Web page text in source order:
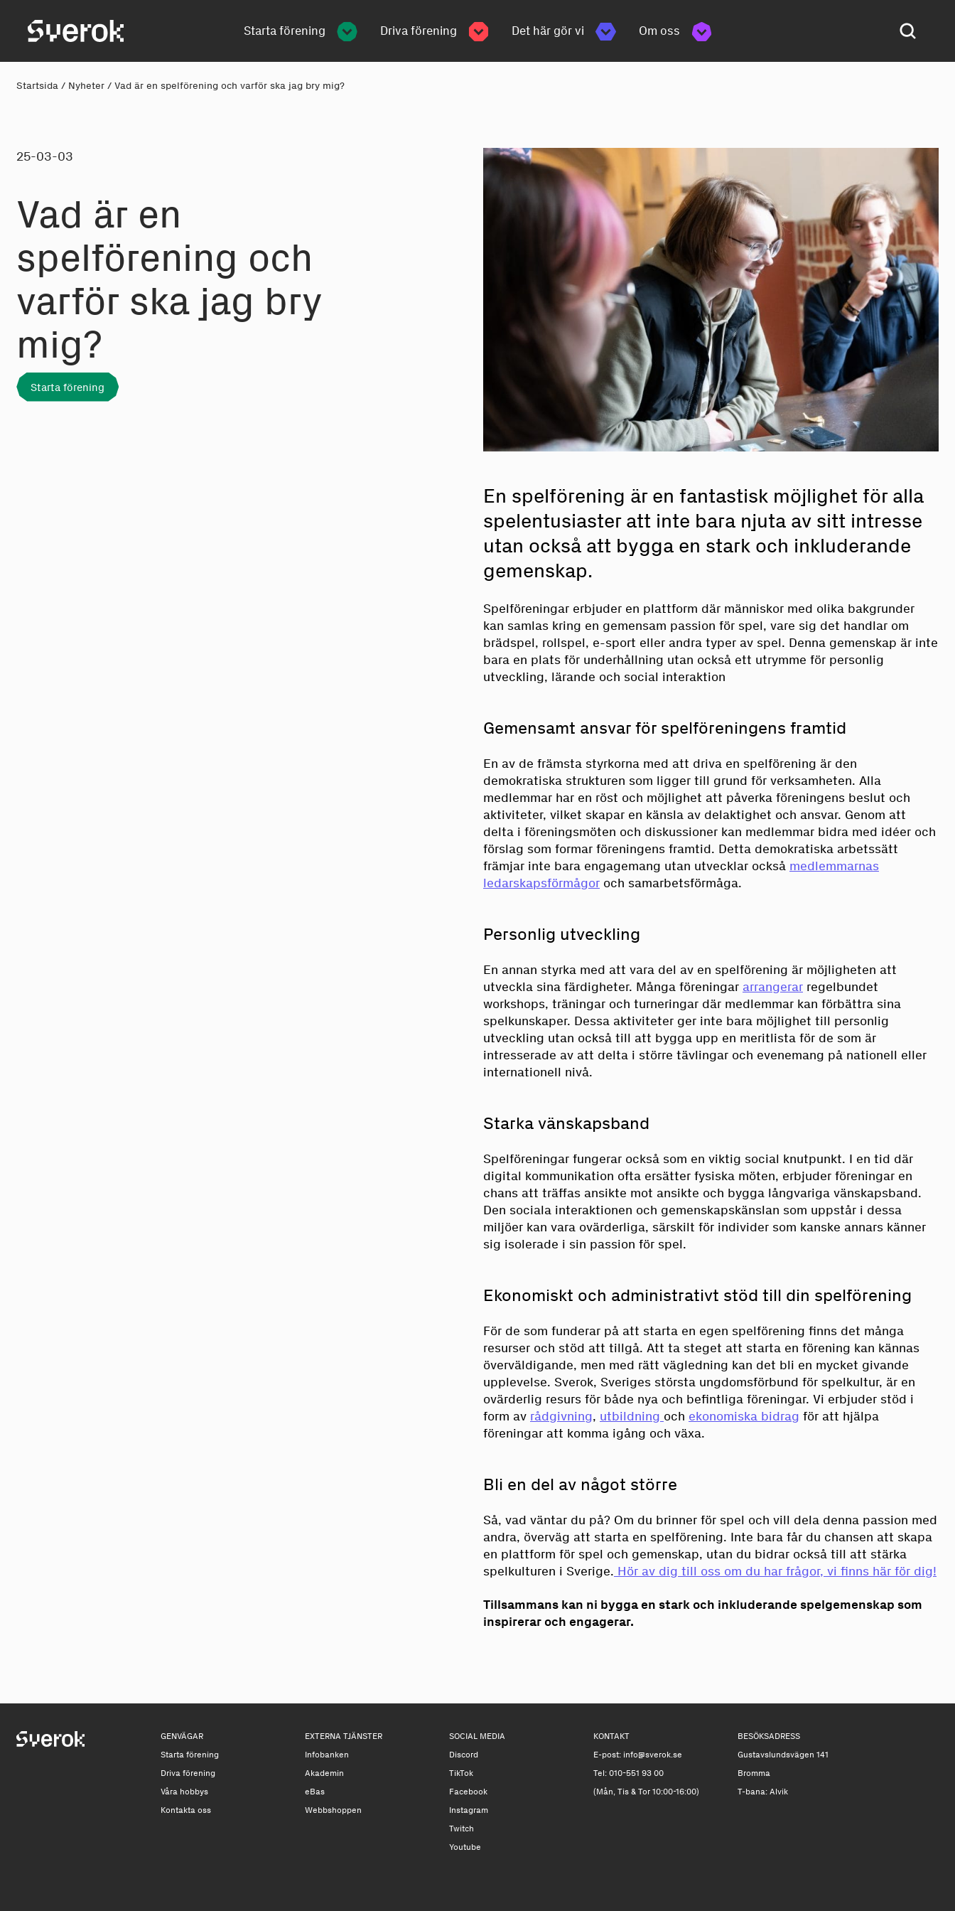
Sverok Starta förening Driva förening Det här gör vi Om oss
Startsida / Nyheter / Vad är en spelförening och varför ska jag bry mig?
25-03-03
Vad är en
spelförening och
varför ska jag bry
mig?
Starta förening
En spelförening är en fantastisk möjlighet för alla
spelentusiaster att inte bara njuta av sitt intresse
utan också att bygga en stark och inkluderande
gemenskap.
Spelföreningar erbjuder en plattform där människor med olika bakgrunder
kan samlas kring en gemensam passion för spel, vare sig det handlar om
brädspel, rollspel, e-sport eller andra typer av spel. Denna gemenskap är inte
bara en plats för underhållning utan också ett utrymme för personlig
utveckling, lärande och social interaktion
Gemensamt ansvar för spelföreningens framtid
En av de främsta styrkorna med att driva en spelförening är den
demokratiska strukturen som ligger till grund för verksamheten. Alla
medlemmar har en röst och möjlighet att påverka föreningens beslut och
aktiviteter, vilket skapar en känsla av delaktighet och ansvar. Genom att
delta i föreningsmöten och diskussioner kan medlemmar bidra med idéer och
förslag som formar föreningens framtid. Detta demokratiska arbetssätt
främjar inte bara engagemang utan utvecklar också medlemmarnas
ledarskapsförmågor och samarbetsförmåga.
Personlig utveckling
En annan styrka med att vara del av en spelförening är möjligheten att
utveckla sina färdigheter. Många föreningar arrangerar regelbundet
workshops, träningar och turneringar där medlemmar kan förbättra sina
spelkunskaper. Dessa aktiviteter ger inte bara möjlighet till personlig
utveckling utan också till att bygga upp en meritlista för de som är
intresserade av att delta i större tävlingar och evenemang på nationell eller
internationell nivå.
Starka vänskapsband
Spelföreningar fungerar också som en viktig social knutpunkt. I en tid där
digital kommunikation ofta ersätter fysiska möten, erbjuder föreningar en
chans att träffas ansikte mot ansikte och bygga långvariga vänskapsband.
Den sociala interaktionen och gemenskapskänslan som uppstår i dessa
miljöer kan vara ovärderliga, särskilt för individer som kanske annars känner
sig isolerade i sin passion för spel.
Ekonomiskt och administrativt stöd till din spelförening
För de som funderar på att starta en egen spelförening finns det många
resurser och stöd att tillgå. Att ta steget att starta en förening kan kännas
överväldigande, men med rätt vägledning kan det bli en mycket givande
upplevelse. Sverok, Sveriges största ungdomsförbund för spelkultur, är en
ovärderlig resurs för både nya och befintliga föreningar. Vi erbjuder stöd i
form av rådgivning, utbildning och ekonomiska bidrag för att hjälpa
föreningar att komma igång och växa.
Bli en del av något större
Så, vad väntar du på? Om du brinner för spel och vill dela denna passion med
andra, överväg att starta en spelförening. Inte bara får du chansen att skapa
en plattform för spel och gemenskap, utan du bidrar också till att stärka
spelkulturen i Sverige. Hör av dig till oss om du har frågor, vi finns här för dig!
Tillsammans kan ni bygga en stark och inkluderande spelgemenskap som
inspirerar och engagerar.
GENVÄGAR
Starta förening
Driva förening
Våra hobbys
Kontakta oss
EXTERNA TJÄNSTER
Infobanken
Akademin
eBas
Webbshoppen
SOCIAL MEDIA
Discord
TikTok
Facebook
Instagram
Twitch
Youtube
KONTAKT
E-post: info@sverok.se
Tel: 010-551 93 00
(Mån, Tis & Tor 10:00-16:00)
BESÖKSADRESS
Gustavslundsvägen 141
Bromma
T-bana: Alvik